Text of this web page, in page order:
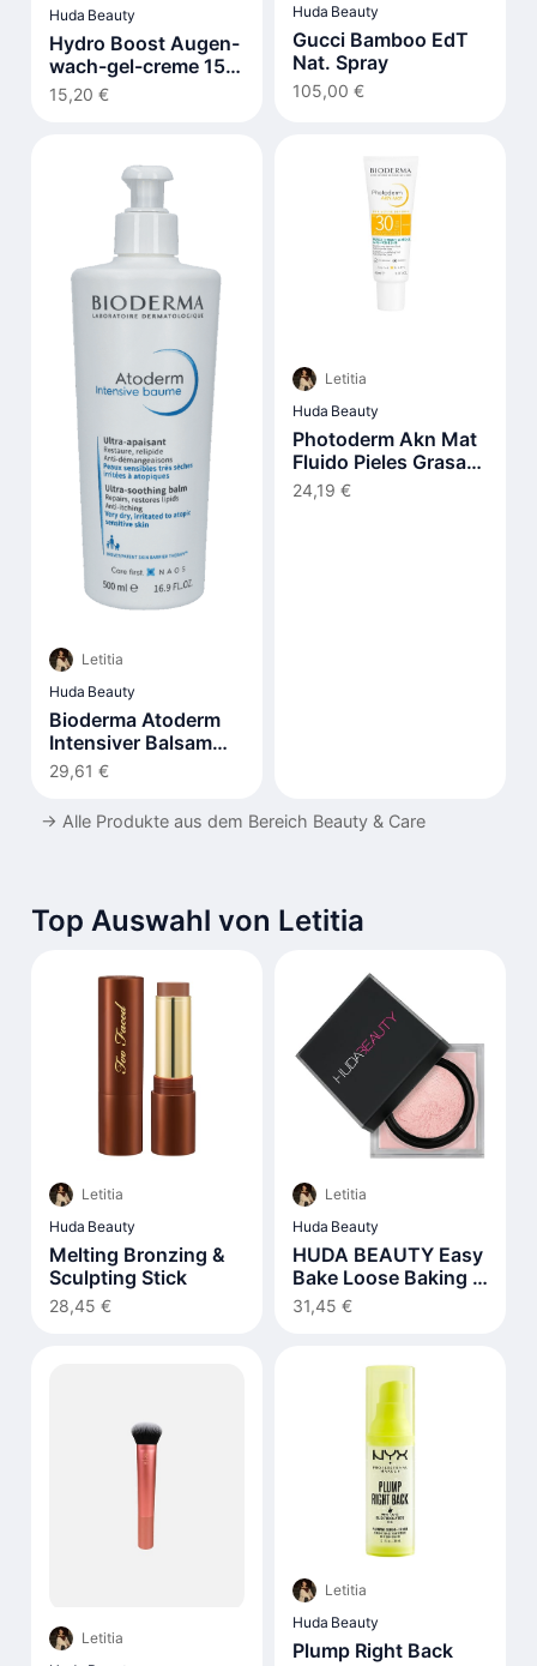
Huda Beauty
Hydro Boost Augen-
wach-gel-creme 15
ml
15,20 €
Huda Beauty
Gucci Bamboo EdT
Nat. Spray
105,00 €
Letitia
Huda Beauty
Bioderma Atoderm
Intensiver Balsam
500ml
29,61 €
Letitia
Huda Beauty
Photoderm Akn Mat
Fluido Pieles Grasas
Y Acnéicas Spf30 40
24,19 €
→ Alle Produkte aus dem Bereich Beauty & Care
Top Auswahl von Letitia
Letitia
Huda Beauty
Melting Bronzing &
Sculpting Stick
28,45 €
Letitia
Huda Beauty
HUDA BEAUTY Easy
Bake Loose Baking &
Setting Powder -
Loser Puder
31,45 €
Letitia
Letitia
Huda Beauty
Plump Right Back